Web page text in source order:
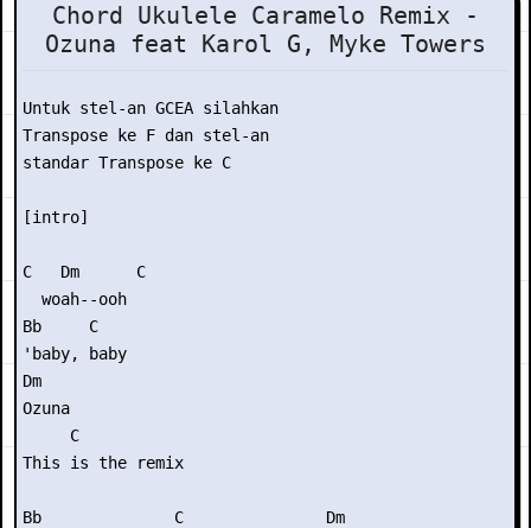
Chord Ukulele Caramelo Remix -
Ozuna feat Karol G, Myke Towers
Untuk stel-an GCEA silahkan
Transpose ke F dan stel-an
standar Transpose ke C
[intro]
C   Dm      C
  woаh--ooh
Bb     C
'bаby, bаby
Dm
Ozunа
     C
This is the remix
Bb              C               Dm